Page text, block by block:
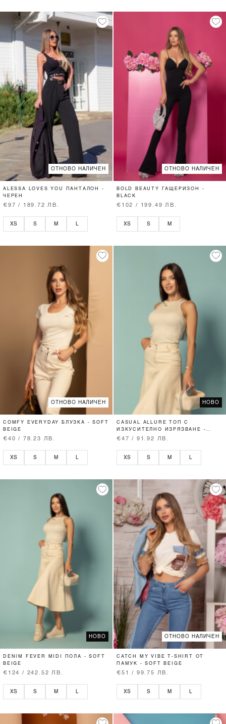
ОТНОВО НАЛИЧЕН
ALESSA LOVES YOU ПАНТАЛОН -
ЧЕРЕН
€97 / 189.72 ЛВ.
XS S M
ОТНОВО НАЛИЧЕН
BOLD BEAUTY ГАЩЕРИЗОН -
BLACK
€102 / 199.49 ЛВ.
XS S M
ОТНОВО НАЛИЧЕН
COMFY EVERYDAY БЛУЗКА - SOFT
BEIGE
€40 / 78.23 ЛВ.
XS S M L
НОВО
CASUAL ALLURE ТОП С
ИЗКУСИТЕЛНО ИЗРЯЗВАНЕ -
SOFT BEIGE
€47 / 91.92 ЛВ.
XS S M L
НОВО
DENIM FEVER MIDI ПОЛА - SOFT
BEIGE
€124 / 242.52 ЛВ.
XS S M
ОТНОВО НАЛИЧЕН
CATCH MY VIBE T-SHIRT ОТ
ПАМУК - SOFT BEIGE
€51 / 99.75 ЛВ.
XS S M